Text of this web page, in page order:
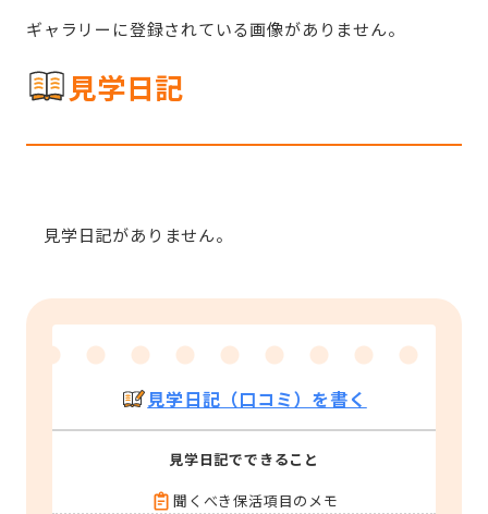
ギャラリーに登録されている画像がありません。
見学日記
見学日記がありません。
見学日記（口コミ）を書く
見学日記でできること
聞くべき保活項目のメモ